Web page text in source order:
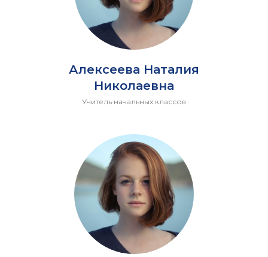
Алексеева Наталия
Николаевна
Учитель начальных классов